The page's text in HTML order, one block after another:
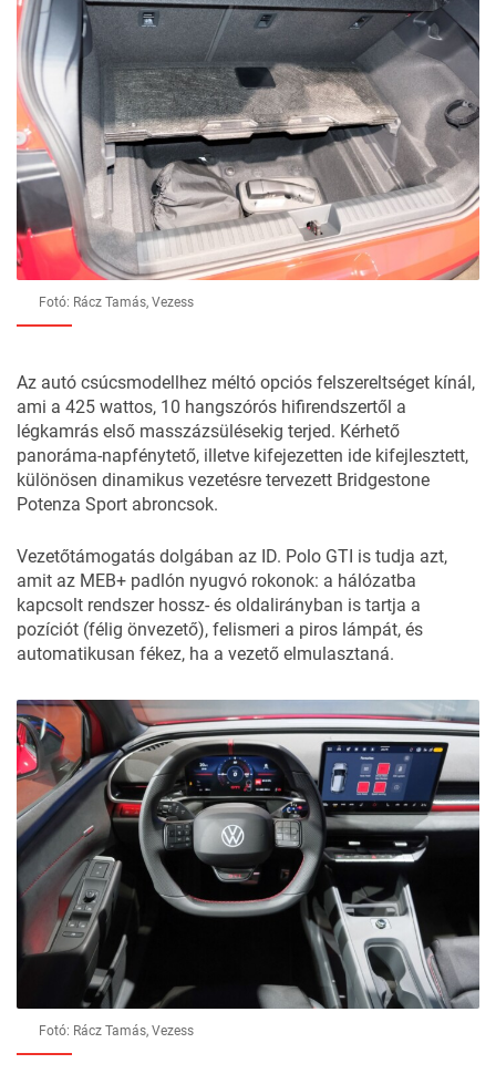
Fotó: Rácz Tamás, Vezess
Az autó csúcsmodellhez méltó opciós felszereltséget kínál,
ami a 425 wattos, 10 hangszórós hifirendszertől a
légkamrás első masszázsülésekig terjed. Kérhető
panoráma-napfénytető, illetve kifejezetten ide kifejlesztett,
különösen dinamikus vezetésre tervezett Bridgestone
Potenza Sport abroncsok.
Vezetőtámogatás dolgában az ID. Polo GTI is tudja azt,
amit az MEB+ padlón nyugvó rokonok: a hálózatba
kapcsolt rendszer hossz- és oldalirányban is tartja a
pozíciót (félig önvezető), felismeri a piros lámpát, és
automatikusan fékez, ha a vezető elmulasztaná.
Fotó: Rácz Tamás, Vezess